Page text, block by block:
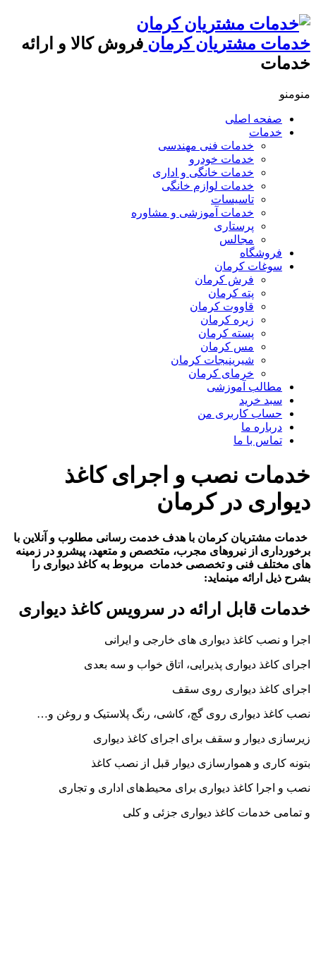
خدمات مشتریان کرمان فروش کالا و ارائه
خدمات
منومنو
صفحه اصلی
خدمات
خدمات فنی مهندسی
خدمات خودرو
خدمات خانگی و اداری
خدمات لوازم خانگی
تاسیسات
خدمات آموزشی و مشاوره
پرستاری
مجالس
فروشگاه
سوغات کرمان
فرش کرمان
پته کرمان
قاووت کرمان
زیره کرمان
پسته کرمان
مس کرمان
شیرینیجات کرمان
خرمای کرمان
مطالب آموزشی
سبد خرید
حساب کاربری من
درباره ما
تماس با ما
خدمات نصب و اجرای کاغذ
دیواری در کرمان
خدمات مشتریان کرمان با هدف خدمت رسانی مطلوب و آنلاین با
برخورداری از نیروهای مجرب، متخصص و متعهد، پیشرو در زمینه
های مختلف فنی و تخصصی خدمات مربوط به کاغذ دیواری را
بشرح ذیل ارائه مینماید:
خدمات قابل ارائه در سرویس کاغذ دیواری
اجرا و نصب کاغذ دیواری های خارجی و ایرانی
اجرای کاغذ دیواری پذیرایی، اتاق خواب و سه بعدی
اجرای کاغذ دیواری روی سقف
نصب کاغذ دیواری روی گچ، کاشی، رنگ پلاستیک و روغن و…
زیرسازی دیوار و سقف برای اجرای کاغذ دیواری
بتونه کاری و هموارسازی دیوار قبل از نصب کاغذ
نصب و اجرا کاغذ دیواری برای محیط‌های اداری و تجاری
و تمامی خدمات کاغذ دیواری جزئی و کلی